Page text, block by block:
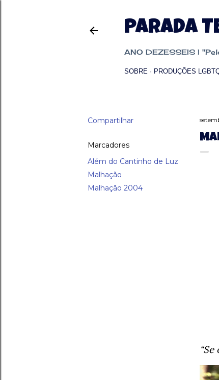
PARADA
ANO DEZESSEIS |
SOBRE PRODUÇÕES
Compartilhar
Marcadores
Além do Cantinho de Luz
Malhação
Malhação 2004